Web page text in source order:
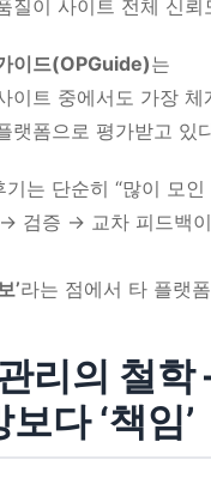
질이 사이트 전체 신뢰
이드(OPGuide)는
이트 중에서도 가장 체
랫폼으로 평가받고 있
는 단순히 “많이 모인
검증 → 교차 피드백
’라는 점에서 타 플랫
리의 철
보다 ‘책임’